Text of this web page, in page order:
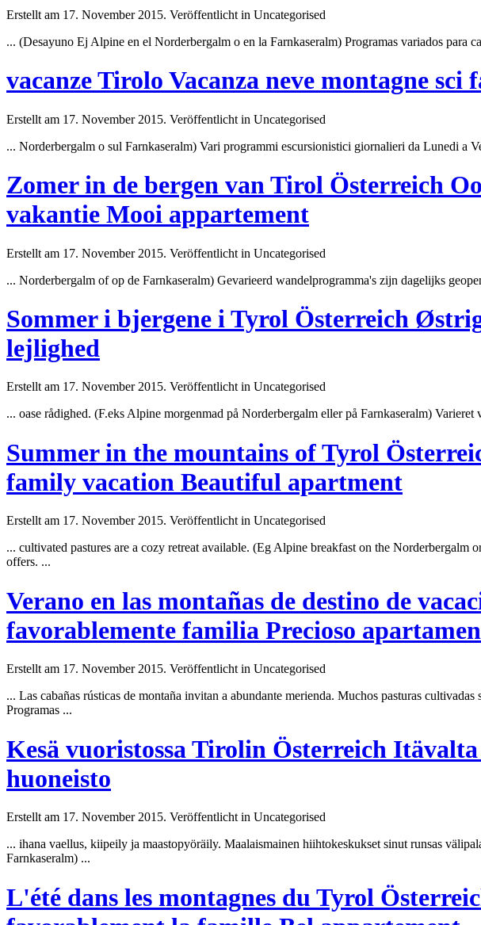
Erstellt am 17. November 2015. Veröffentlicht in Uncategorised
... (Desayuno Ej Alpine en el Norderbergalm o en la Farnkaseralm) Programas variados para
vacanze Tirolo Vacanza neve montagne
Erstellt am 17. November 2015. Veröffentlicht in Uncategorised
... Norderbergalm o sul Farnkaseralm) Vari programmi escursionistici giornalieri da Lunedi
Zomer in de bergen van Tirol Österreich
vakantie Mooi appartement
Erstellt am 17. November 2015. Veröffentlicht in Uncategorised
... Norderbergalm of op de Farnkaseralm) Gevarieerd wandelprogramma's zijn dagelijks
Sommer i bjergene i Tyrol Österreich
lejlighed
Erstellt am 17. November 2015. Veröffentlicht in Uncategorised
... oase rådighed. (F.eks Alpine morgenmad på Norderbergalm eller på Farnkaseralm)
Summer in the mountains of Tyrol
family vacation Beautiful apartment
Erstellt am 17. November 2015. Veröffentlicht in Uncategorised
... cultivated pastures are a cozy retreat available. (Eg Alpine breakfast on the Norderbergalm
offers. ...
Verano en las montañas de destino de
favorablemente familia Precioso
Erstellt am 17. November 2015. Veröffentlicht in Uncategorised
... Las cabañas rústicas de montaña invitan a abundante merienda. Muchos pasturas
Programas ...
Kesä vuoristossa Tirolin Österreich
huoneisto
Erstellt am 17. November 2015. Veröffentlicht in Uncategorised
... ihana vaellus, kiipeily ja maastopyöräily. Maalaismainen hiihtokeskukset sinut runsas
Farnkaseralm) ...
L'été dans les montagnes du Tyrol